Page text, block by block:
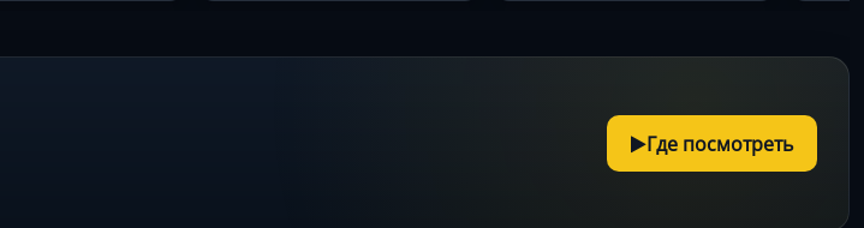
Где посмотреть